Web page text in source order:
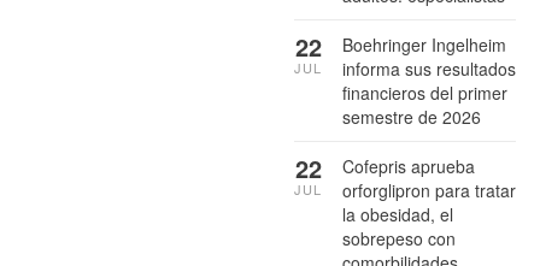
Boehringer Ingelheim
informa sus resultados
financieros del primer
semestre de 2026
22
JUL
Cofepris aprueba
orforglipron para tratar
la obesidad, el
sobrepeso con
22
JUL